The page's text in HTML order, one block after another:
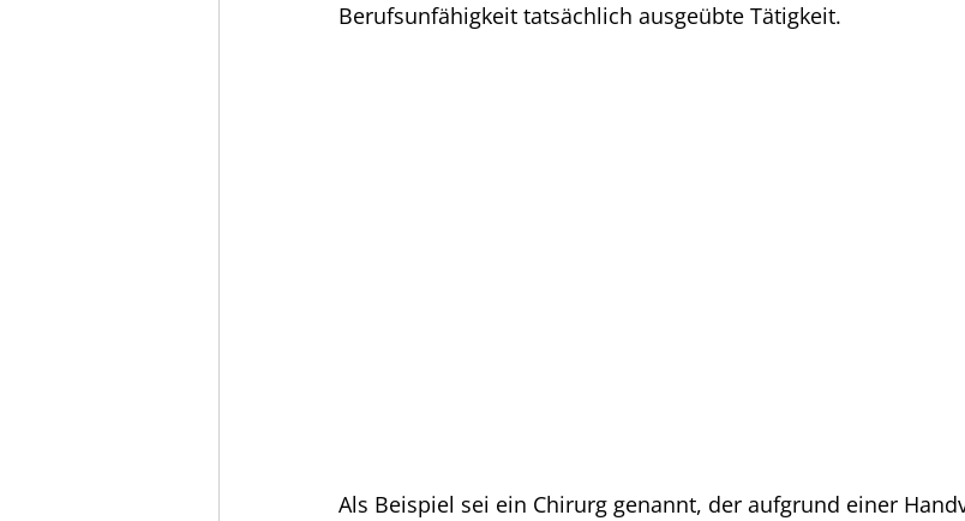
Berufsunfähigkeit tatsächlich ausgeübte Tätigkeit.
Als Beispiel sei ein Chirurg genannt, der aufgrund einer